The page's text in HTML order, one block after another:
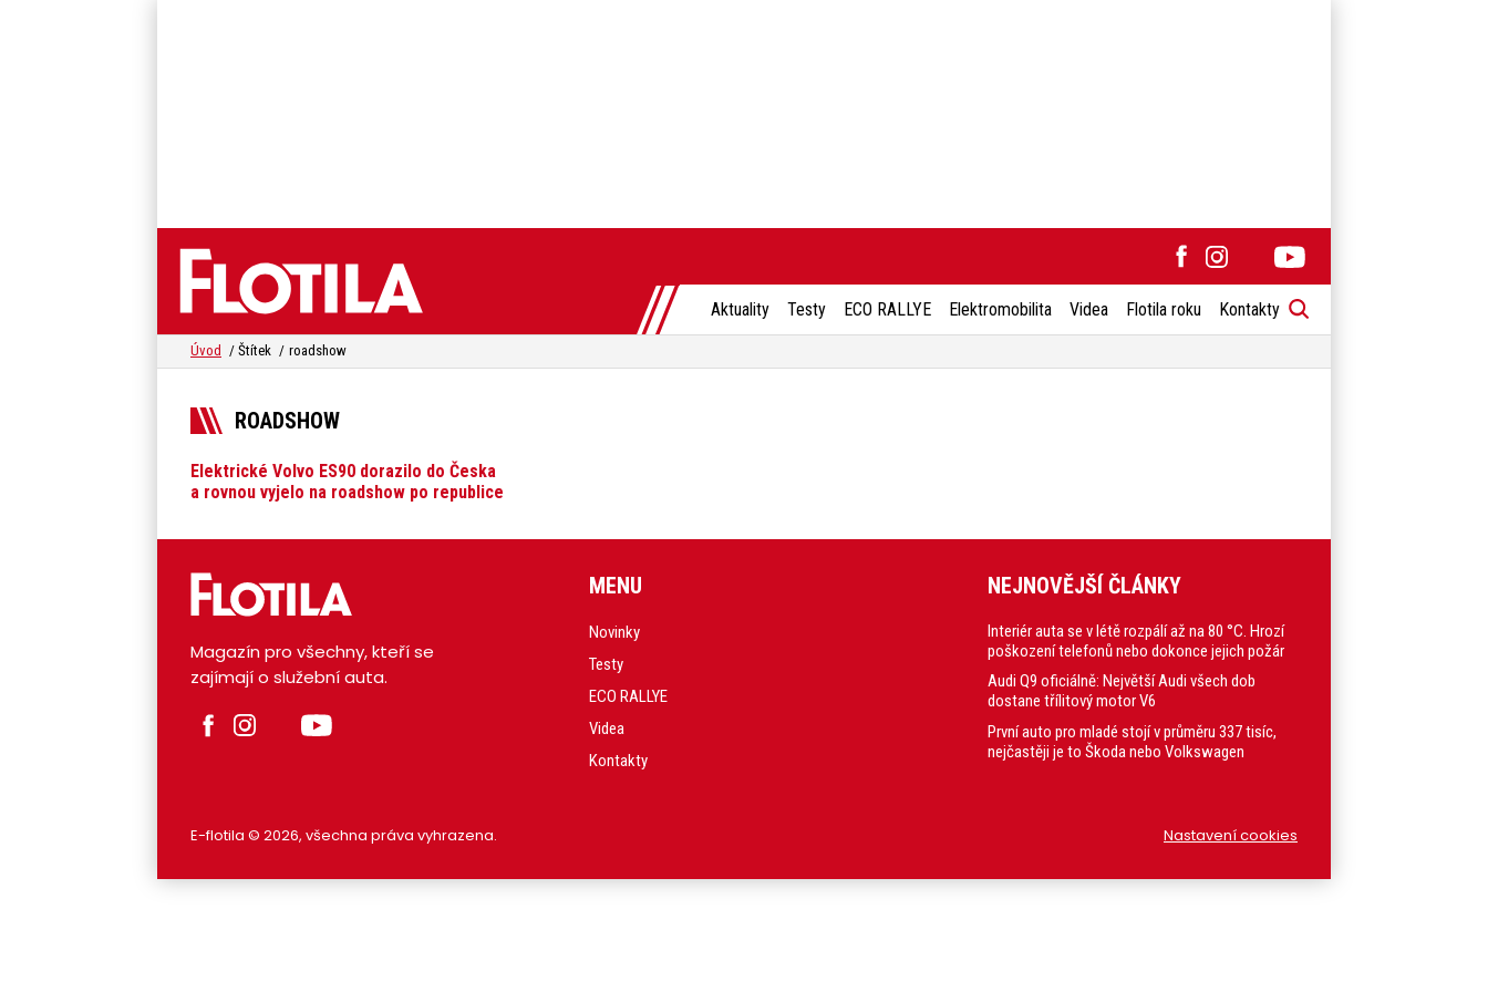
Aktuality Testy ECO RALLYE Elektromobilita Videa Flotila roku Kontakty
Úvod Štítek roadshow
ROADSHOW
Elektrické Volvo ES90 dorazilo do Česka
a rovnou vyjelo na roadshow po republice
Magazín pro všechny, kteří se
zajímají o služební auta.
MENU
Novinky
Testy
ECO RALLYE
Videa
Kontakty
NEJNOVĚJŠÍ ČLÁNKY
Interiér auta se v létě rozpálí až na 80 °C. Hrozí
poškození telefonů nebo dokonce jejich požár
Audi Q9 oficiálně: Největší Audi všech dob
dostane třílitový motor V6
První auto pro mladé stojí v průměru 337 tisíc,
nejčastěji je to Škoda nebo Volkswagen
E-flotila © 2026, všechna práva vyhrazena. Nastavení cookies